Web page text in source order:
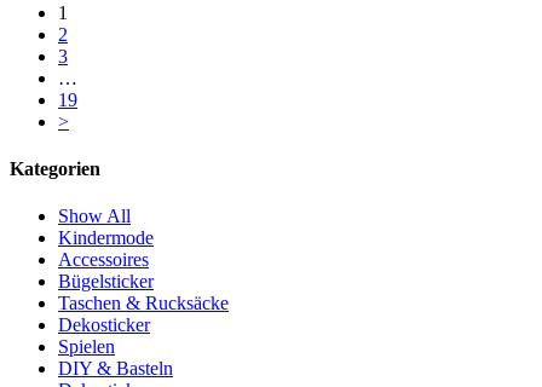
1
2
3
…
19
>
Kategorien
Show All
Kindermode
Accessoires
Bügelsticker
Taschen & Rucksäcke
Dekosticker
Spielen
DIY & Basteln